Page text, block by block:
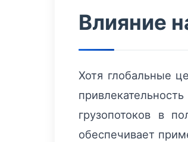
Влияние
Хотя глобальные
грузопотоков в
обеспечивает